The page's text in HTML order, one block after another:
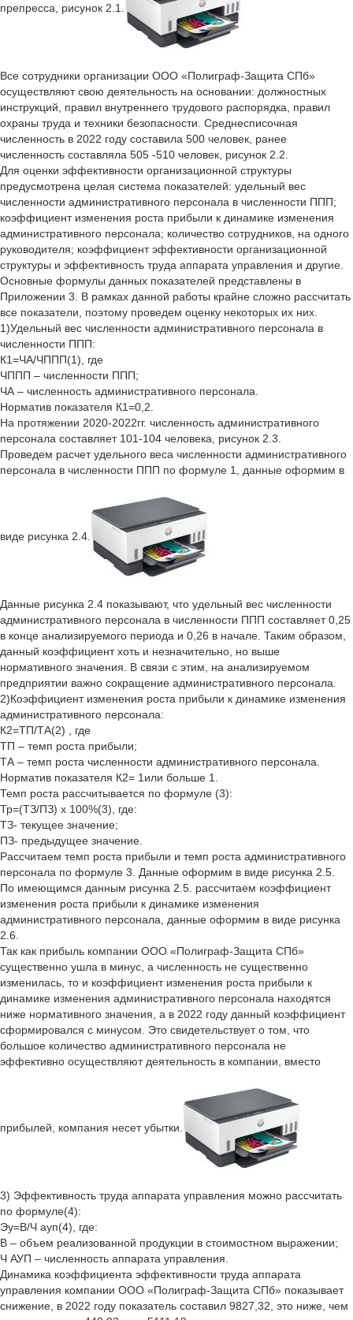
препресса, рисунок 2.1.
Все сотрудники организации ООО «Полиграф-Защита СПб»
осуществляют свою деятельность на основании: должностных
инструкций, правил внутреннего трудового распорядка, правил
охраны труда и техники безопасности. Среднесписочная
численность в 2022 году составила 500 человек, ранее
численность составляла 505 -510 человек, рисунок 2.2.
Для оценки эффективности организационной структуры
предусмотрена целая система показателей: удельный вес
численности административного персонала в численности ППП;
коэффициент изменения роста прибыли к динамике изменения
административного персонала; количество сотрудников, на одного
руководителя; коэффициент эффективности организационной
структуры и эффективность труда аппарата управления и другие.
Основные формулы данных показателей представлены в
Приложении 3. В рамках данной работы крайне сложно рассчитать
все показатели, поэтому проведем оценку некоторых их них.
1)Удельный вес численности административного персонала в
численности ППП:
К1=ЧА/ЧППП(1), где
ЧППП – численности ППП;
ЧА – численность административного персонала.
Норматив показателя К1=0,2.
На протяжении 2020-2022гг. численность административного
персонала составляет 101-104 человека, рисунок 2.3.
Проведем расчет удельного веса численности административного
персонала в численности ППП по формуле 1, данные оформим в
виде рисунка 2.4.
Данные рисунка 2.4 показывают, что удельный вес численности
административного персонала в численности ППП составляет 0,25
в конце анализируемого периода и 0,26 в начале. Таким образом,
данный коэффициент хоть и незначительно, но выше
нормативного значения. В связи с этим, на анализируемом
предприятии важно сокращение административного персонала.
2)Коэффициент изменения роста прибыли к динамике изменения
административного персонала:
К2=ТП/ТА(2) , где
ТП – темп роста прибыли;
ТА – темп роста численности административного персонала.
Норматив показателя К2= 1или больше 1.
Темп роста рассчитывается по формуле (3):
Тр=(ТЗ/ПЗ) х 100%(3), где:
ТЗ- текущее значение;
ПЗ- предыдущее значение.
Рассчитаем темп роста прибыли и темп роста административного
персонала по формуле 3. Данные оформим в виде рисунка 2.5.
По имеющимся данным рисунка 2.5. рассчитаем коэффициент
изменения роста прибыли к динамике изменения
административного персонала, данные оформим в виде рисунка
2.6.
Так как прибыль компании ООО «Полиграф-Защита СПб»
существенно ушла в минус, а численность не существенно
изменилась, то и коэффициент изменения роста прибыли к
динамике изменения административного персонала находятся
ниже нормативного значения, а в 2022 году данный коэффициент
сформировался с минусом. Это свидетельствует о том, что
большое количество административного персонала не
эффективно осуществляют деятельность в компании, вместо
прибылей, компания несет убытки.
3) Эффективность труда аппарата управления можно рассчитать
по формуле(4):
Эу=В/Ч ауп(4), где:
В – объем реализованной продукции в стоимостном выражении;
Ч АУП – численность аппарата управления.
Динамика коэффициента эффективности труда аппарата
управления компании ООО «Полиграф-Защита СПб» показывает
снижение, в 2022 году показатель составил 9827,32, это ниже, чем